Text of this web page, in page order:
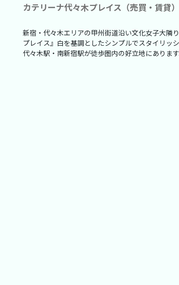
カテリーナ代々木プレイス（売買・賃貸）
新宿・代々木エリアの甲州街道沿い文化女子大隣
プレイス』白を基調としたシンプルでスタイリッ
代々木駅・南新宿駅が徒歩圏内の好立地にあります